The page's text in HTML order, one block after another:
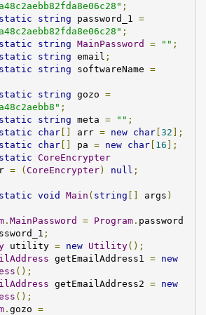
;
static string password_1 =
;
static string MainPassword = "" ;
static string email ;
static string softwareName =
static string gozo =
;
static string meta = "" ;
static char arr = new char 32 ];
static char pa = new char 16 ];
static CoreEncrypter
= ( CoreEncrypter) null ;
static void Main ( string args )
. MainPassword = Program .
;
utility = new Utility();
getEmailAddress1 = new
();
getEmailAddress2 = new
();
. gozo =